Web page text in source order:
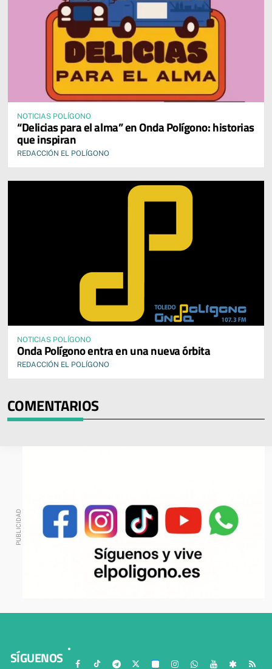
NOTICIAS POLÍGONO
“Delicias para el alma” en Onda Polígono: historias
que inspiran
REDACCIÓN EL POLÍGONO
NOTICIAS POLÍGONO
Onda Polígono entra en una nueva órbita
REDACCIÓN EL POLÍGONO
COMENTARIOS
SÍGUENOS